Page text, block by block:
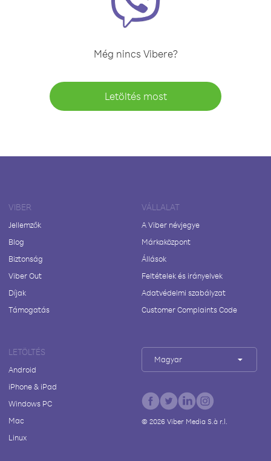
Még nincs Vibere?
Letöltés most
VIBER
Jellemzők
Blog
Biztonság
Viber Out
Díjak
Támogatás
VÁLLALAT
A Viber névjegye
Márkaközpont
Állások
Feltételek és irányelvek
Adatvédelmi szabályzat
Customer Complaints Code
LETÖLTÉS
Android
iPhone & iPad
Windows PC
Mac
Linux
Magyar
© 2026Viber Media S.à r.l.